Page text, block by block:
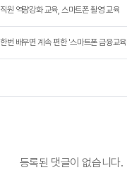
직원 역량강화 교육, 스마트폰 촬영 교육
한번 배우면 계속 편한 '스마트폰 금융교
등록된 댓글이 없습니다.